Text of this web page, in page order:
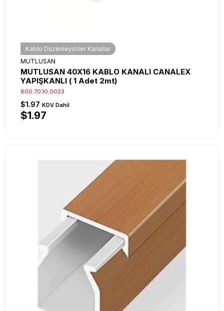
Kablo Düzenleyiciler Kanallar
MUTLUSAN
MUTLUSAN 40X16 KABLO KANALI CANALEX
YAPIŞKANLI ( 1 Adet 2mt)
800.70.10.0023
$1.97 KDV Dahil
$1.97